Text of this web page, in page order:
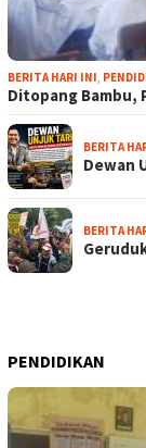
BERITA HARI INI,
Ditopang Bambu,
BERITA
Dewan
BERITA
PENDIDIKAN